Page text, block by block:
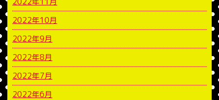
2022年10月
2022年9月
2022年8月
2022年7月
2022年6月